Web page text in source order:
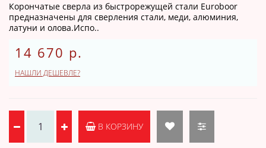
Корончатые сверла из быстрорежущей стали Euroboor
предназначены для сверления стали, меди, алюминия,
латуни и олова.Испо..
14 670 р.
НАШЛИ ДЕШЕВЛЕ?
В КОРЗИНУ